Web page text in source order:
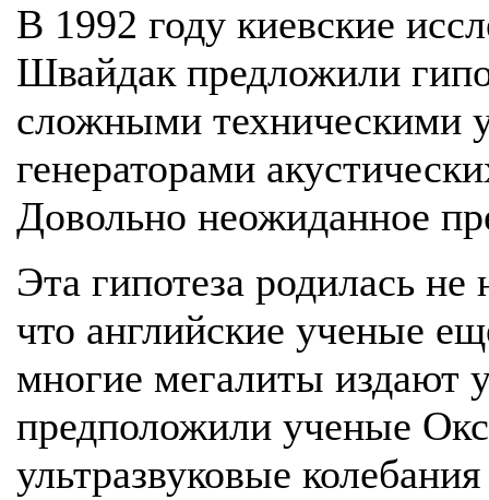
В 1992 году киевские
Швайдак предложили
сложными техническими
генераторами
Довольно неожиданное
Эта гипотеза родилась
что английские ученые
многие мегалиты издают
предположили ученые
ультразвуковые